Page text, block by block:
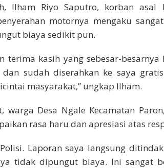
Ilham Riyo Saputro, korban asal
motornya mengaku
biaya sedikit pun.
terima kasih yang sebesar-
sudah diserahkan ke saya
masyarakat,” ungkap Ilham.
warga Desa Ngale Kecamatan
rasa haru dan apresiasi atas
Laporan saya langsung
tidak dipungut biaya. Ini sangat